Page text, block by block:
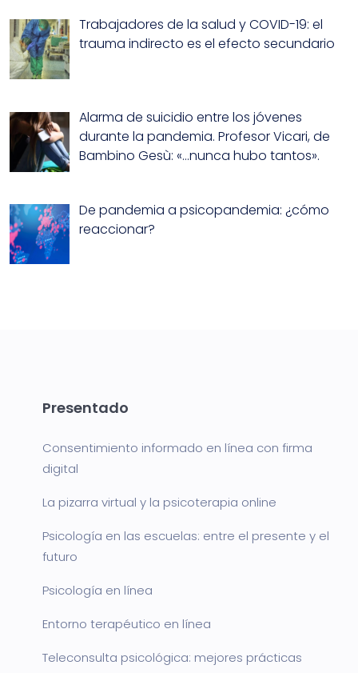
Trabajadores de la salud y COVID-19: el
trauma indirecto es el efecto secundario
Alarma de suicidio entre los jóvenes
durante la pandemia. Profesor Vicari, de
Bambino Gesù: «…nunca hubo tantos».
De pandemia a psicopandemia: ¿cómo
reaccionar?
Presentado
Consentimiento informado en línea con firma
digital
La pizarra virtual y la psicoterapia online
Psicología en las escuelas: entre el presente y el
futuro
Psicología en línea
Entorno terapéutico en línea
Teleconsulta psicológica: mejores prácticas